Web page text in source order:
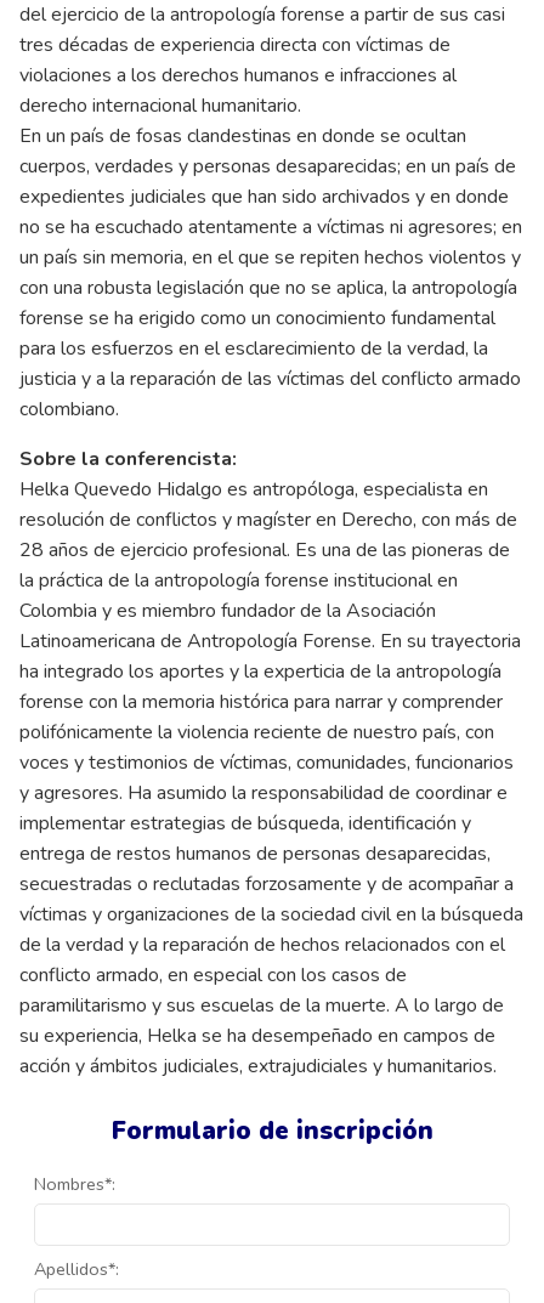
Formulario de inscripción
Nombres*:
Apellidos*:
del ejercicio de la antropología forense a partir de sus casi
tres décadas de experiencia directa con víctimas de
violaciones a los derechos humanos e infracciones al
derecho internacional humanitario.
En un país de fosas clandestinas en donde se ocultan
cuerpos, verdades y personas desaparecidas; en un país de
expedientes judiciales que han sido archivados y en donde
no se ha escuchado atentamente a víctimas ni agresores; en
un país sin memoria, en el que se repiten hechos violentos y
con una robusta legislación que no se aplica, la antropología
forense se ha erigido como un conocimiento fundamental
para los esfuerzos en el esclarecimiento de la verdad, la
justicia y a la reparación de las víctimas del conflicto armado
colombiano.
Sobre la conferencista:
Helka Quevedo Hidalgo es antropóloga, especialista en
resolución de conflictos y magíster en Derecho, con más de
28 años de ejercicio profesional. Es una de las pioneras de
la práctica de la antropología forense institucional en
Colombia y es miembro fundador de la Asociación
Latinoamericana de Antropología Forense. En su trayectoria
ha integrado los aportes y la experticia de la antropología
forense con la memoria histórica para narrar y comprender
polifónicamente la violencia reciente de nuestro país, con
voces y testimonios de víctimas, comunidades, funcionarios
y agresores. Ha asumido la responsabilidad de coordinar e
implementar estrategias de búsqueda, identificación y
entrega de restos humanos de personas desaparecidas,
secuestradas o reclutadas forzosamente y de acompañar a
víctimas y organizaciones de la sociedad civil en la búsqueda
de la verdad y la reparación de hechos relacionados con el
conflicto armado, en especial con los casos de
paramilitarismo y sus escuelas de la muerte. A lo largo de
su experiencia, Helka se ha desempeñado en campos de
acción y ámbitos judiciales, extrajudiciales y humanitarios.